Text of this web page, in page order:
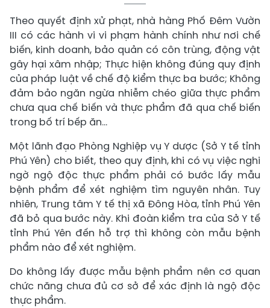
Theo quyết định xử phạt, nhà hàng Phố Đêm Vườn
III có các hành vi vi phạm hành chính như nơi chế
biến, kinh doanh, bảo quản có côn trùng, động vật
gây hại xâm nhập; Thực hiện không đúng quy định
của pháp luật về chế độ kiểm thực ba bước; Không
đảm bảo ngăn ngừa nhiễm chéo giữa thực phẩm
chưa qua chế biến và thực phẩm đã qua chế biến
trong bố trí bếp ăn…
Một lãnh đạo Phòng Nghiệp vụ Y dược (Sở Y tế tỉnh
Phú Yên) cho biết, theo quy định, khi có vụ việc nghi
ngờ ngộ độc thực phẩm phải có bước lấy mẫu
bệnh phẩm để xét nghiệm tìm nguyên nhân. Tuy
nhiên, Trung tâm Y tế thị xã Đông Hòa, tỉnh Phú Yên
đã bỏ qua bước này. Khi đoàn kiểm tra của Sở Y tế
tỉnh Phú Yên đến hỗ trợ thì không còn mẫu bệnh
phẩm nào để xét nghiệm.
Do không lấy được mẫu bệnh phẩm nên cơ quan
chức năng chưa đủ cơ sở để xác định là ngộ độc
thực phẩm.